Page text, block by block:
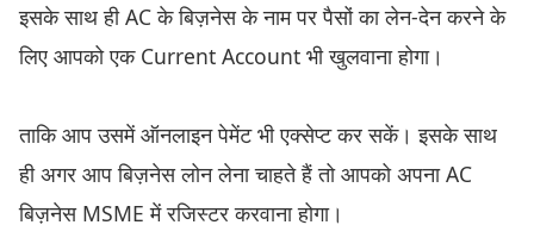
इसके साथ ही AC के बिज़नेस के नाम पर पैसों का लेन-देन करने के
लिए आपको एक Current Account भी खुलवाना होगा।
ताकि आप उसमें ऑनलाइन पेमेंट भी एक्सेप्ट कर सकें। इसके साथ
ही अगर आप बिज़नेस लोन लेना चाहते हैं तो आपको अपना AC
बिज़नेस MSME में रजिस्टर करवाना होगा।